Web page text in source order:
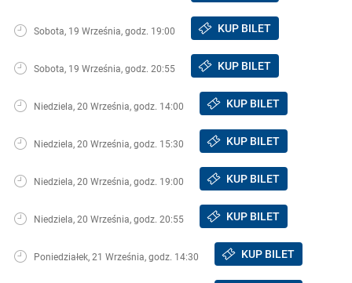
Sobota, 19 Września, godz. 19:00 KUP BILET
Sobota, 19 Września, godz. 20:55 KUP BILET
Niedziela, 20 Września, godz. 14:00 KUP BILET
Niedziela, 20 Września, godz. 15:30 KUP BILET
Niedziela, 20 Września, godz. 19:00 KUP BILET
Niedziela, 20 Września, godz. 20:55 KUP BILET
Poniedziałek, 21 Września, godz. 14:30 KUP BILET